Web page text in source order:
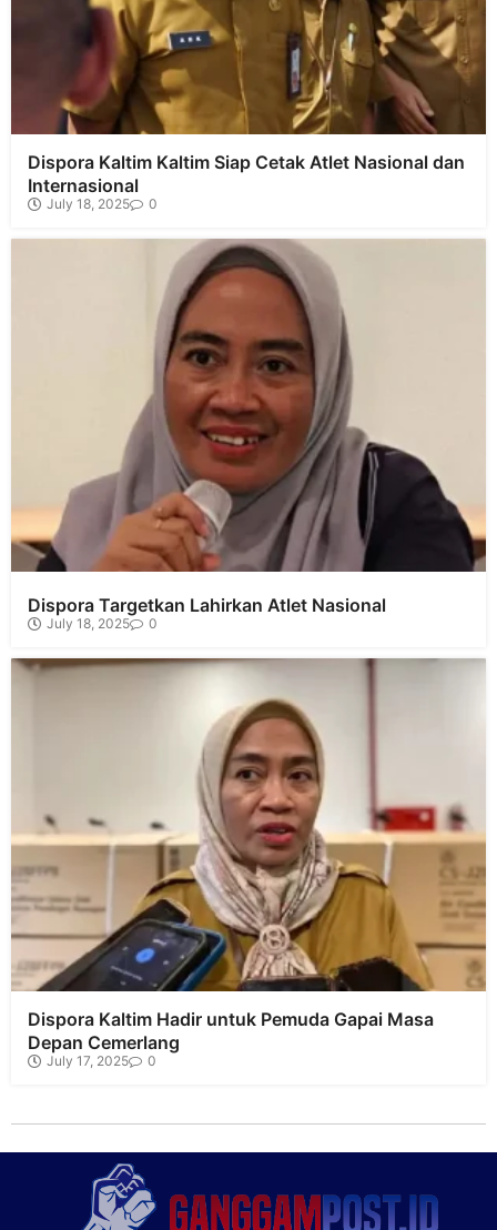
Dispora Kaltim Kaltim Siap Cetak Atlet Nasional dan
Internasional
July 18, 2025 0
Dispora Targetkan Lahirkan Atlet Nasional
July 18, 2025 0
Dispora Kaltim Hadir untuk Pemuda Gapai Masa
Depan Cemerlang
July 17, 2025 0